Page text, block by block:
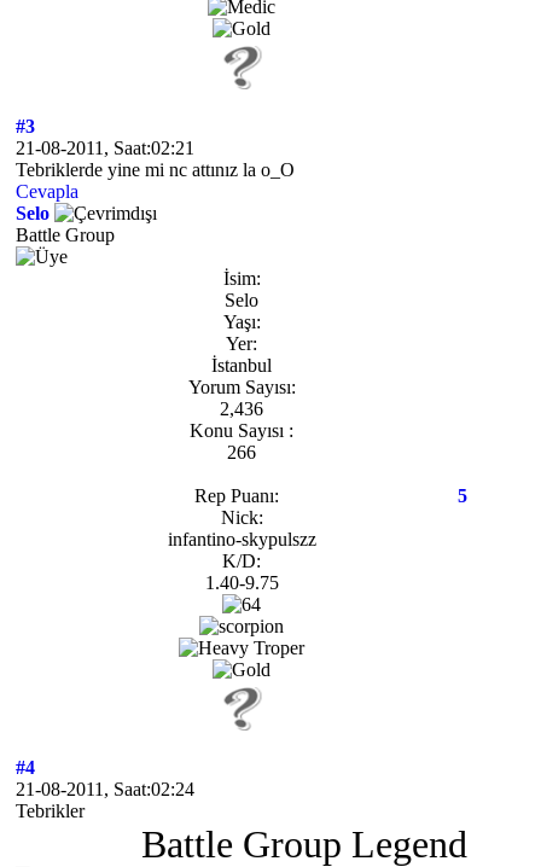
#3
21-08-2011, Saat:02:21
Tebriklerde yine mi nc attınız la o_O
Cevapla
Selo
Battle Group
İsim:
Selo
Yaşı:
Yer:
İstanbul
Yorum Sayısı:
2,436
Konu Sayısı :
266
Rep Puanı:
5
Nick:
infantino-skypulszz
K/D:
1.40-9.75
#4
21-08-2011, Saat:02:24
Tebrikler
Battle Group Legend